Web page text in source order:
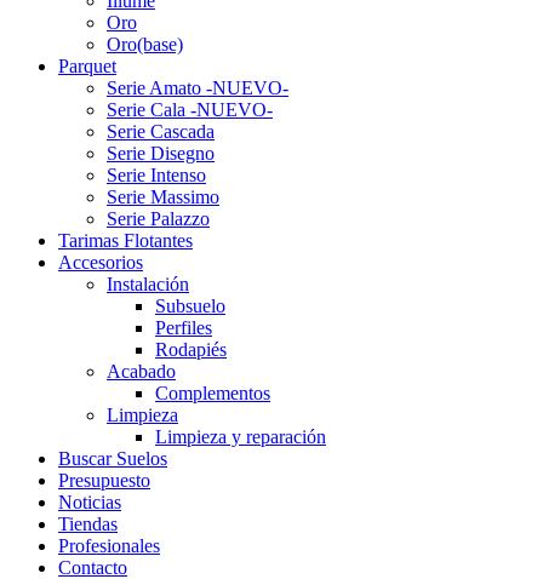
Oro
Oro(base)
Parquet
Serie Amato -NUEVO-
Serie Cala -NUEVO-
Serie Cascada
Serie Disegno
Serie Intenso
Serie Massimo
Serie Palazzo
Tarimas Flotantes
Accesorios
Instalación
Subsuelo
Perfiles
Rodapiés
Acabado
Complementos
Limpieza
Limpieza y reparación
Buscar Suelos
Presupuesto
Noticias
Tiendas
Profesionales
Contacto